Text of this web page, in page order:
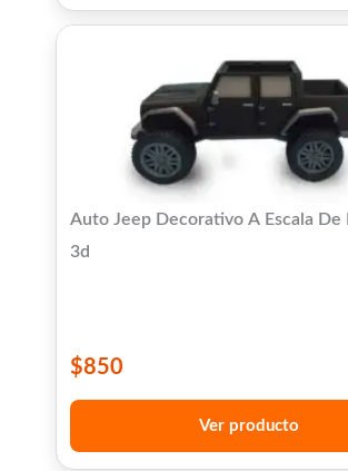
Auto Jeep Decorativo A Escala De
3d
$850
Ver producto